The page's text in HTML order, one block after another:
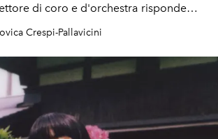
di coro e d'orchestra risponde
Crespi-Pallavicini